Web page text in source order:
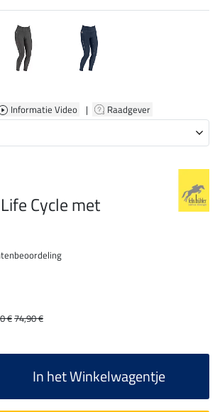
Informatie Video | Raadgever
Cycle met
€74,90 €
In het Winkelwagentje